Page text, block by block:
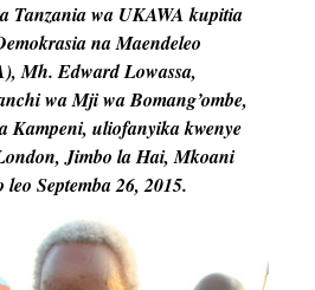
Tanzania wa UKAWA kupitia
na Maendeleo
Mh. Edward Lowassa,
wa Mji wa Bomang’ombe,
Kampeni, uliofanyika kwenye
Jimbo la Hai, Mkoani
Septemba 26, 2015.